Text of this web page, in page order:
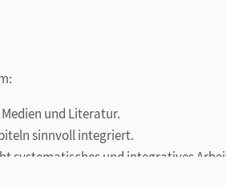
und Literatur.
sinnvoll integriert.
systematisches und integratives
alle Aufgabentypen vorbereitet.